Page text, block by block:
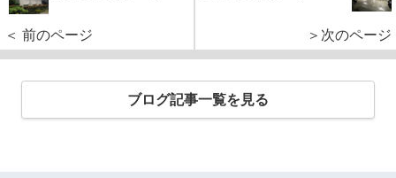
＜ 前のページ ＞次のページ
ブログ記事一覧を見る